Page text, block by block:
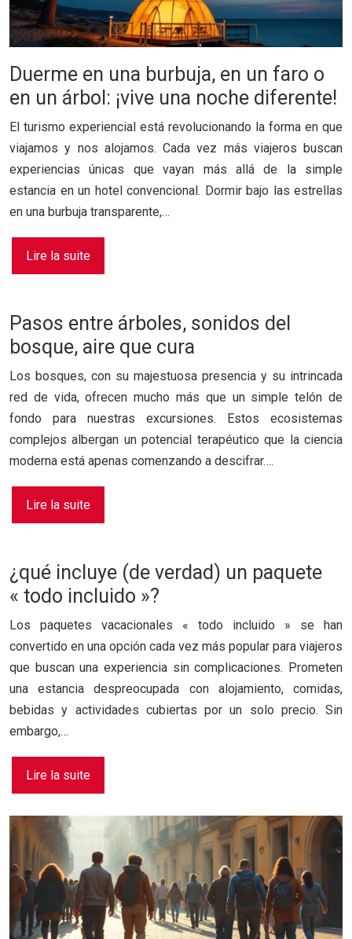
Duerme en una burbuja, en un faro o
en un árbol: ¡vive una noche diferente!
El turismo experiencial está revolucionando la forma en que
viajamos y nos alojamos. Cada vez más viajeros buscan
experiencias únicas que vayan más allá de la simple
estancia en un hotel convencional. Dormir bajo las estrellas
en una burbuja transparente,…
Lire la suite
Pasos entre árboles, sonidos del
bosque, aire que cura
Los bosques, con su majestuosa presencia y su intrincada
red de vida, ofrecen mucho más que un simple telón de
fondo para nuestras excursiones. Estos ecosistemas
complejos albergan un potencial terapéutico que la ciencia
moderna está apenas comenzando a descifrar….
Lire la suite
¿qué incluye (de verdad) un paquete
« todo incluido »?
Los paquetes vacacionales « todo incluido » se han
convertido en una opción cada vez más popular para viajeros
que buscan una experiencia sin complicaciones. Prometen
una estancia despreocupada con alojamiento, comidas,
bebidas y actividades cubiertas por un solo precio. Sin
embargo,…
Lire la suite